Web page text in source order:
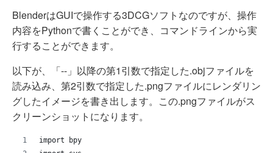
BlenderはGUIで操作する3DCGソフトなのですが、操作
内容をPythonで書くことができ、コマンドラインから実
行することができます。
以下が、「--」以降の第1引数で指定した.objファイルを
読み込み、第2引数で指定した.pngファイルにレンダリン
グしたイメージを書き出します。この.pngファイルがス
クリーンショットになります。
import bpy